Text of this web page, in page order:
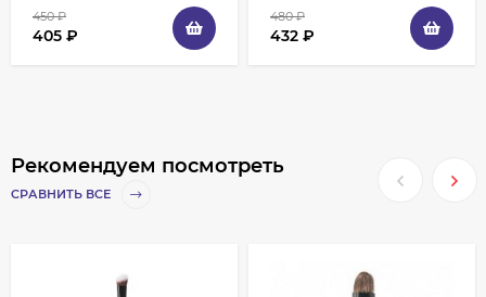
450₽
405 ₽
480₽
432 ₽
Рекомендуем посмотреть
СРАВНИТЬ ВСЕ